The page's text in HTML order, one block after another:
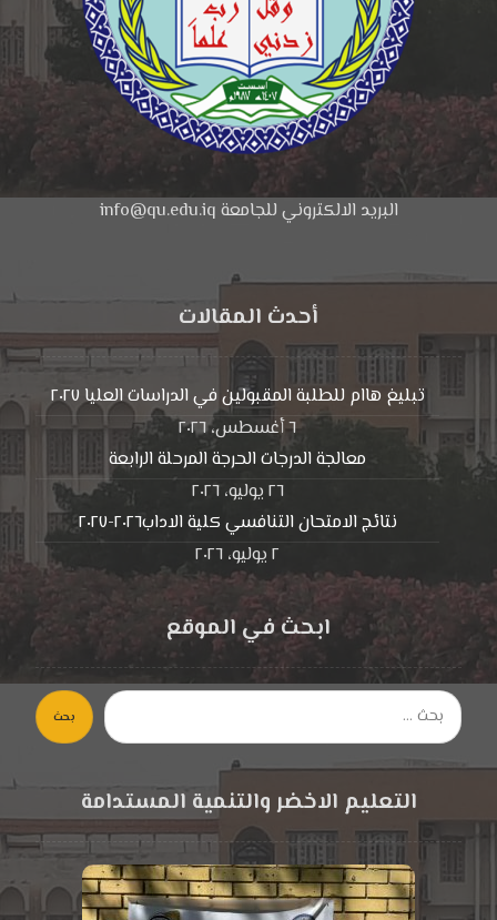
البريد الالكتروني للجامعة info@qu.edu.iq
أحدث المقالات
تبليغ هاام للطلبة المقبولين في الدراسات العليا ٢٠٢٧
٦ أغسطس، ٢٠٢٦
معالجة الدرجات الحرجة المرحلة الرابعة
٢٦ يوليو، ٢٠٢٦
نتائج الامتحان التنافسي كلية الاداب٢٠٢٦-٢٠٢٧
٢ يوليو، ٢٠٢٦
ابحث في الموقع
بحث
التعليم الاخضر والتنمية المستدامة